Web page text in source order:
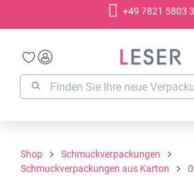
+49 7821 5803
Shop
Schmuckverpackungen
Schmuckverpackungen aus Karton